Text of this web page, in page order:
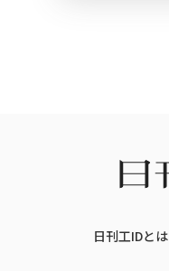
日刊工IDとは